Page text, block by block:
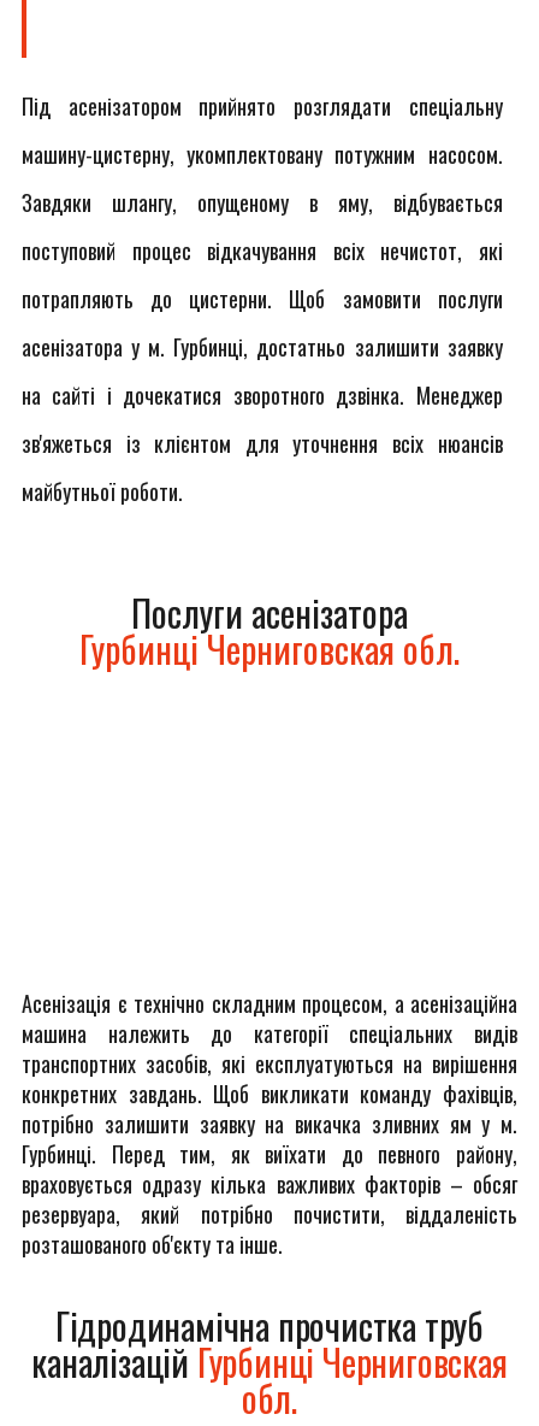
Під асенізатором прийнято розглядати спеціальну
машину-цистерну, укомплектовану потужним насосом.
Завдяки шлангу, опущеному в яму, відбувається
поступовий процес відкачування всіх нечистот, які
потрапляють до цистерни. Щоб замовити послуги
асенізатора у м. Гурбинці, достатньо залишити заявку
на сайті і дочекатися зворотного дзвінка. Менеджер
зв'яжеться із клієнтом для уточнення всіх нюансів
майбутньої роботи.
Послуги асенізатора
Гурбинці Черниговская обл.
Асенізація є технічно складним процесом, а асенізаційна
машина належить до категорії спеціальних видів
транспортних засобів, які експлуатуються на вирішення
конкретних завдань. Щоб викликати команду фахівців,
потрібно залишити заявку на викачка зливних ям у м.
Гурбинці. Перед тим, як виїхати до певного району,
враховується одразу кілька важливих факторів – обсяг
резервуара, який потрібно почистити, віддаленість
розташованого об'єкту та інше.
Гідродинамічна прочистка труб
каналізацій Гурбинці Черниговская
обл.